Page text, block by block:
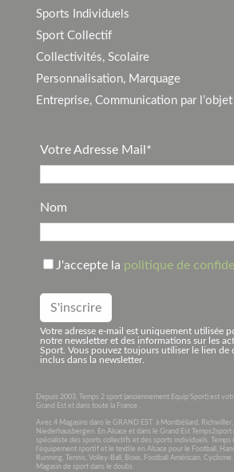
Sports Individuels
Sport Collectif
Collectivités, Scolaire
Personnalisation, Marquage
Entreprise, Communication par l’objet
Votre Adresse Mail*
Nom
J'accepte la politique de
Votre adresse e-mail est uniquement utilisée
notre newsletter et des informations sur les
Sport. Vous pouvez toujours utiliser le lien de
inclus dans la newsletter.
Depuis 2003, Temps 2 sport (anciennement Equip’Sport) est
Grand Est et dans toute la France .
Avec 4 Magasins dans le GRAND EST à Montbéliard, Richwiller,
Niederhausbergen. En Alsace et dans le Grand Est Temps2sport
spécialiste des sports collectifs et des sports individuels.
l’équipement sportif et le textile en Alsace pour le Football,
Running, Tennis, Volley-Ball, Boxe, Football Américain,
Magasin de sport dans le doubs.